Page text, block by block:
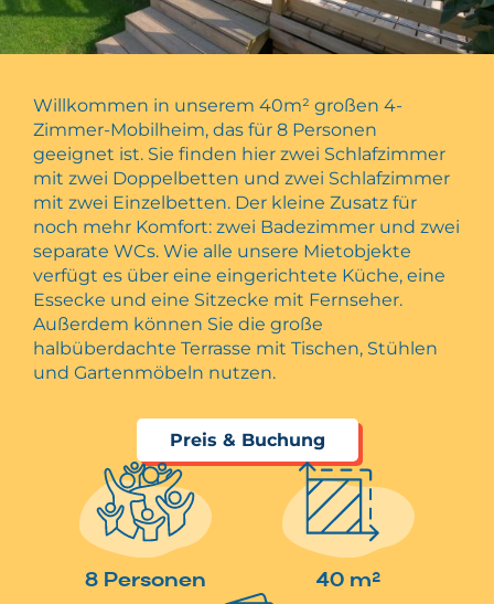
Willkommen in unserem 40m² großen 4-
Zimmer-Mobilheim, das für 8 Personen
geeignet ist. Sie finden hier zwei Schlafzimmer
mit zwei Doppelbetten und zwei Schlafzimmer
mit zwei Einzelbetten. Der kleine Zusatz für
noch mehr Komfort: zwei Badezimmer und zwei
separate WCs. Wie alle unsere Mietobjekte
verfügt es über eine eingerichtete Küche, eine
Essecke und eine Sitzecke mit Fernseher.
Außerdem können Sie die große
halbüberdachte Terrasse mit Tischen, Stühlen
und Gartenmöbeln nutzen.
Preis & Buchung
8 Personen 40 m²